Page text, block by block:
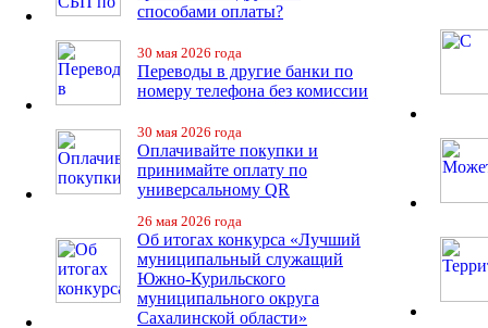
способами оплаты?
30 мая 2026 года
Переводы в другие банки по
номеру телефона без комиссии
30 мая 2026 года
Оплачивайте покупки и
принимайте оплату по
универсальному QR
26 мая 2026 года
Об итогах конкурса «Лучший
муниципальный служащий
Южно-Курильского
муниципального округа
Сахалинской области»